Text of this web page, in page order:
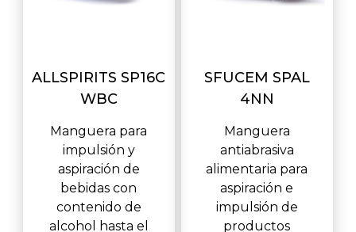
ALLSPIRITS SP16C
WBC
Manguera para
impulsión y
aspiración de
bebidas con
contenido de
alcohol hasta el
SFUCEM SPAL
4NN
Manguera
antiabrasiva
alimentaria para
aspiración e
impulsión de
productos